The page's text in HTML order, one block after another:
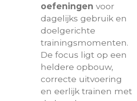
oefeningen voor
dagelijks gebruik en
doelgerichte
trainingsmomenten.
De focus ligt op een
heldere opbouw,
correcte uitvoering
en eerlijk trainen met